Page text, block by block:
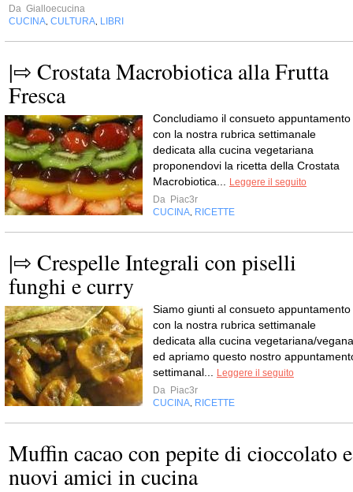
Da Gialloecucina
CUCINA CULTURA LIBRI
|⇨ Crostata Macrobiotica alla Frutta
Fresca
Concludiamo il consueto appuntamento
con la nostra rubrica settimanale
dedicata alla cucina vegetariana
proponendovi la ricetta della Crostata
Macrobiotica...
Leggere il seguito
Da Piac3r
CUCINA RICETTE
|⇨ Crespelle Integrali con piselli
funghi e curry
Siamo giunti al consueto appuntamento
con la nostra rubrica settimanale
dedicata alla cucina vegetariana/vegana
ed apriamo questo nostro
settimanal...
Leggere il seguito
Da Piac3r
CUCINA RICETTE
Muffin cacao con pepite di cioccolato e
nuovi amici in cucina